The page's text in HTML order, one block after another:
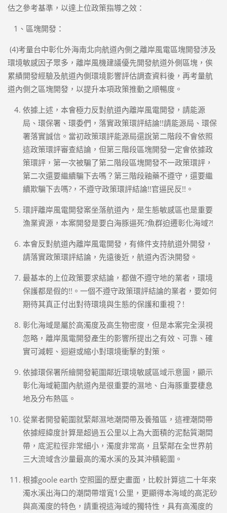
估之參考基準，以達上位政策指導之效：
1、區塊開發：
(4)考量台中彰化外海南北向航道內側之離岸風電區塊開發涉及
環境敏感因子眾多，離岸風機建議優先開發航道外側區塊，俟
累績開發經驗及航道內側環境影響評估調查資料後，再考量航
道內側之區塊開發，以提升本項政策推動之順暢度。
依據上述，本會極力反對航道內離岸風電開發，請能源
局、環保署、環委們，落實政策環評結論!!請能源局、環保
署落實誠信。當初政策環評能源局還說第二階段不會依照
這政策環評審查結論，但第三階段區塊開發一定會依據政
策環評，第一次被騙了第二階段區塊開發不一政策環評，
第二次還要繼續騙下去嗎？第三階段釉藥不遵守，還要繼
續欺騙下去嗎?，不遵守政策環評結論!!官逼民反!!。
環評離岸風電開發案坐落航道內，是生態敏感區也是重要
漁業資源，本案開發是要白海豚逼死?魚群迫遷彰化海域?!
本會反對航道內離岸風電開發，有條件支持航道外開發，
請落實政策環評結論，先遠後近，航道內否決開發。
最基本的上位政策要求結論，都做不遵守地的業者，環境
保護都是假的!!。一個不遵守政策環評結論的業者，要如何
期待其真正付出對待環境與生態的保護和重視？!
彰化海域是屬於高濁度及高生物密度，但是本案完全漠視
忽略，離岸風電開發產生的影響所提出之有效、可靠、確
實可減輕、迴避或縮小對環境衝擊的對策。
依據環保署所繪開發範圍鄰近環境敏感區域示意圖，顯示
彰化海域範圍內航道內是很重要的濕地、白海豚重要棲息
地及分布熱區。
從業者開發範圍就緊鄰濕地潮間帶及養殖區，這裡潮間帶
依據經緯度計算是超過五公里以上為大面積的泥黏質潮間
帶，底泥粒徑非常細小，濁度非常高，且緊鄰在全世界前
三大流域含沙量最高的濁水溪的及其沖積範圍。
根據goole earth 空照圖的歷史畫面，比較計算這二十年來
濁水溪出海口的潮間帶增寬1公里，更顯得本海域的高泥砂
與高濁度的特色，請重視這海域的獨特性，具有高濁度的